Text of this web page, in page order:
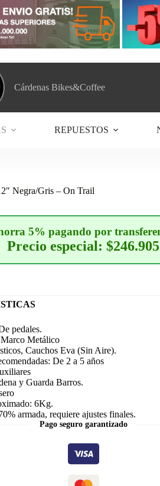
Cárdenas Bikes&Coffee
REPUESTOS
Negra/Gris – On Trail
5% pagando por
Precio especial: $246.905
pedales.
Metálico
Cauchos Eva (Sin Aire).
De 2 a 5 años
y Guarda Barros.
6Kg.
armada, requiere ajustes finales.
Pago seguro garantizado